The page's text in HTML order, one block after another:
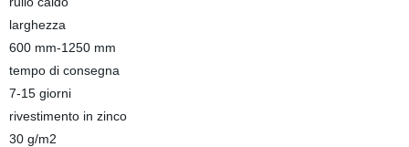
larghezza
600 mm-1250 mm
tempo di consegna
7-15 giorni
rivestimento in zinco
30 g/m2